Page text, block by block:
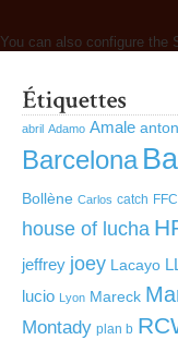
You can also configure the
abril Adamo Amale
Barcelona
Bollène Carlos catch
house of lucha
jeffrey joey Lacayo
lucio Lyon Mareck
Montady plan b